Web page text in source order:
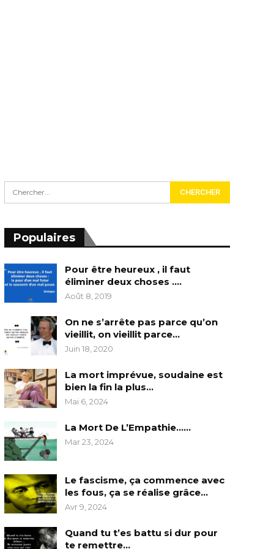
Populaires
Pour être heureux , il faut
éliminer deux choses ….
Août 8, 2019
On ne s’arrête pas parce qu’on
vieillit, on vieillit parce…
Juin 18, 2020
La mort imprévue, soudaine est
bien la fin la plus…
Mai 6, 2024
La Mort De L’Empathie……
Mar 23, 2024
Le fascisme, ça commence avec
les fous, ça se réalise grâce…
Avr 9, 2024
Quand tu t’es battu si dur pour
te remettre…